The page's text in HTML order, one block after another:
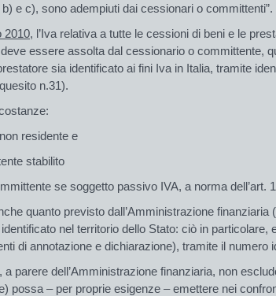
e c), sono adempiuti dai cessionari o committenti”.
2010, l’Iva relativa a tutte le cessioni di beni e le
essere assolta dal cessionario o committente,
sia identificato ai fini Iva in Italia, tramite
n.31).
residente e
stabilito
se soggetto passivo IVA, a norma dell’art.
quanto previsto dall’Amministrazione
nel territorio dello Stato: ciò in
di annotazione e dichiarazione), tramite il numero
a parere dell’Amministrazione finanziaria, non
possa – per proprie esigenze – emettere nei